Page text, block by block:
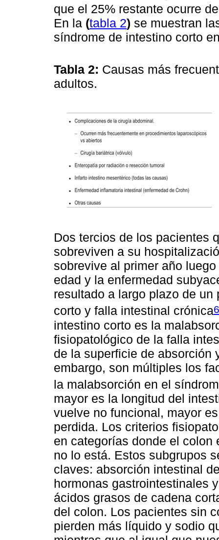
que el 25% restante ocurre
En la (tabla 2) se muestran
síndrome de intestino corto
Tabla 2: Causas más
adultos.
Dos tercios de los pacientes
sobreviven a su
sobrevive al primer año
edad y la enfermedad
resultado a largo plazo de
corto y falla intestinal crónica6
intestino corto es la
fisiopatológico de la falla
de la superficie de absorción
embargo, son múltiples los
la malabsorción en el
mayor es la longitud del
vuelve no funcional, mayor
perdida. Los criterios
en categorías donde el colon
no lo está. Estos subgrupos
claves: absorción intestinal
hormonas gastrointestinales
ácidos grasos de cadena
del colon. Los pacientes sin
pierden más líquido y sodio